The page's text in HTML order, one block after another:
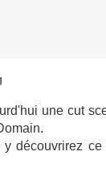
une cut
y découvrirez